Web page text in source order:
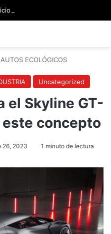
AUTOS ECOLÓGICOS
Uncategorized
el Skyline GT-
concepto
26, 2023 1 minuto de lectura